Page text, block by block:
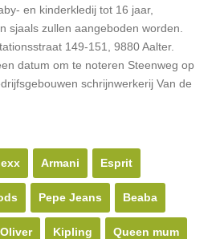
en kinderkledij tot 16 jaar,
sjaals zullen aangeboden worden.
149-151, 9880 Aalter.
datum om te noteren Steenweg op
schrijnwerkerij Van de
Armani Esprit
Pepe Jeans Beaba
Kipling Queen mum